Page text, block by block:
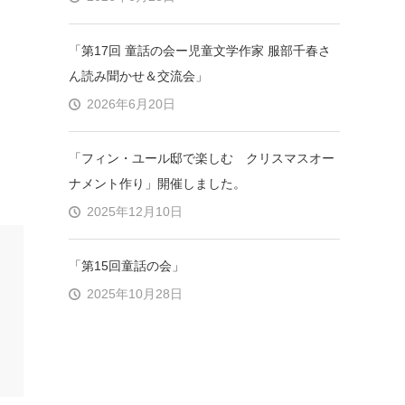
「第17回 童話の会ー児童文学作家 服部千春さ
ん読み聞かせ＆交流会」
2026年6月20日
「フィン・ユール邸で楽しむ クリスマスオー
ナメント作り」開催しました。
2025年12月10日
「第15回童話の会」
2025年10月28日